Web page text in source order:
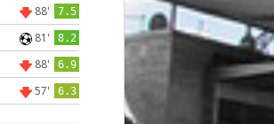
88' 7.5
81' 8.2
88' 6.9
57' 6.3